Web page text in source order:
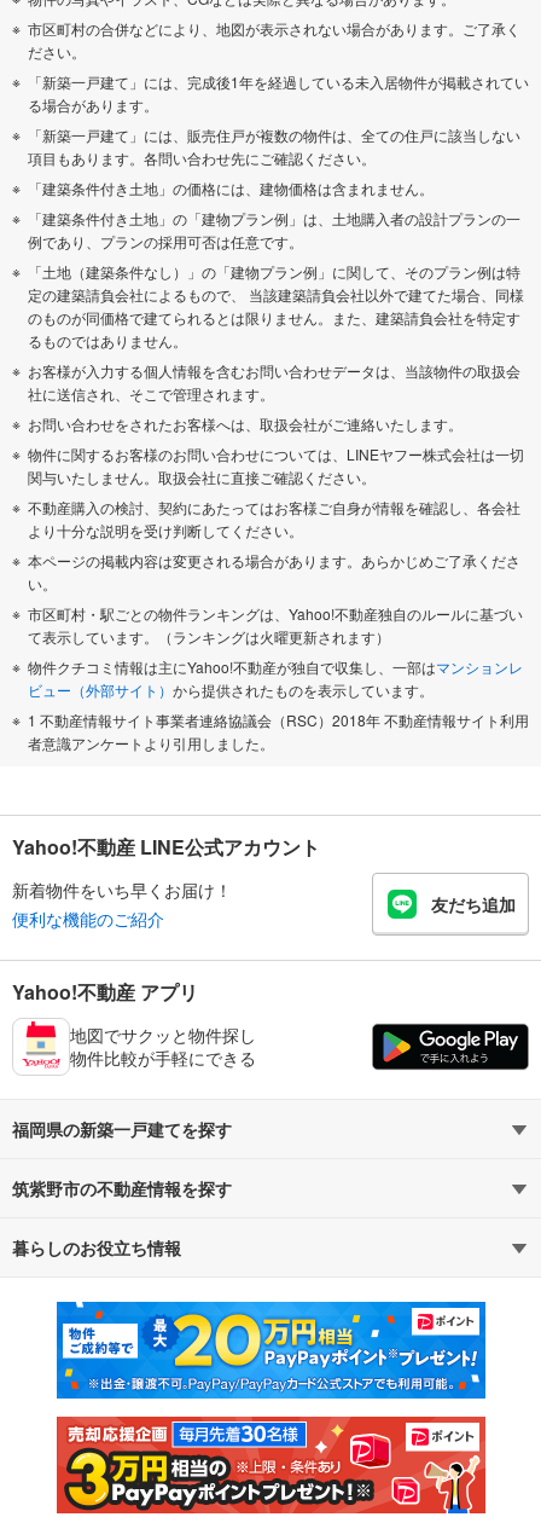
市区町村の合併などにより、地図が表示されない場合があります。ご了承く
ださい。
「新築一戸建て」には、完成後1年を経過している未入居物件が掲載されてい
る場合があります。
「新築一戸建て」には、販売住戸が複数の物件は、全ての住戸に該当しない
項目もあります。各問い合わせ先にご確認ください。
「建築条件付き土地」の価格には、建物価格は含まれません。
「建築条件付き土地」の「建物プラン例」は、土地購入者の設計プランの一
例であり、プランの採用可否は任意です。
「土地（建築条件なし）」の「建物プラン例」に関して、そのプラン例は特
定の建築請負会社によるもので、 当該建築請負会社以外で建てた場合、同様
のものが同価格で建てられるとは限りません。また、建築請負会社を特定す
るものではありません。
お客様が入力する個人情報を含むお問い合わせデータは、当該物件の取扱会
社に送信され、そこで管理されます。
お問い合わせをされたお客様へは、取扱会社がご連絡いたします。
物件に関するお客様のお問い合わせについては、LINEヤフー株式会社は一切
関与いたしません。取扱会社に直接ご確認ください。
不動産購入の検討、契約にあたってはお客様ご自身が情報を確認し、各会社
より十分な説明を受け判断してください。
本ページの掲載内容は変更される場合があります。あらかじめご了承くださ
い。
市区町村・駅ごとの物件ランキングは、Yahoo!不動産独自のルールに基づい
て表示しています。（ランキングは火曜更新されます）
物件クチコミ情報は主にYahoo!不動産が独自で収集し、一部はマンションレ
ビュー（外部サイト） から提供されたものを表示しています。
1 不動産情報サイト事業者連絡協議会（RSC）2018年 不動産情報サイト利用
者意識アンケートより引用しました。
Yahoo!不動産 LINE公式アカウント
新着物件をいち早くお届け！
便利な機能のご紹介
友だち追加
Yahoo!不動産 アプリ
地図でサクッと物件探し
物件比較が手軽にできる
福岡県の新築一戸建てを探す
路線・駅から探す
通勤・通学時間から探す
筑紫野市の不動産情報を探す
不動産・住宅
新築マンション 中古マンション
新築一戸建て 中古一戸建て
注文住宅 土地
売却査定
暮らしのお役立ち情報
マンションカタログ 教えて！住まいの先生